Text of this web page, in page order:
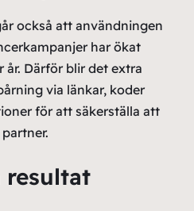
också att användningen
har ökat
år. Därför blir det extra
via länkar, koder
för att säkerställa att
resultat